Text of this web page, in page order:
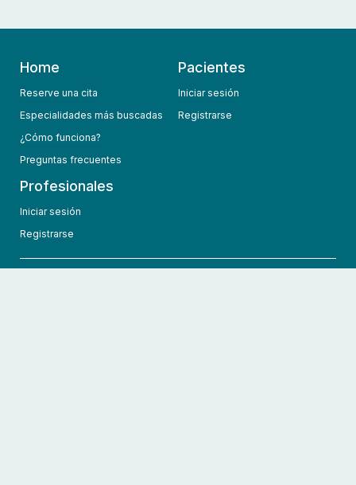
Home
Reserve una cita
Especialidades más buscadas
¿Cómo funciona?
Preguntas frecuentes
Pacientes
Iniciar sesión
Registrarse
Profesionales
Iniciar sesión
Registrarse